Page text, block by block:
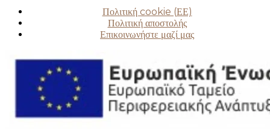
Πολιτική cookie (ΕΕ)
Πολιτική αποστολής
Επικοινωνήστε μαζί μας